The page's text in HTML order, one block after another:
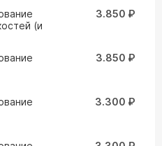
(и
3.850 ₽
3.850 ₽
3.300 ₽